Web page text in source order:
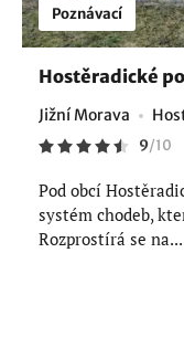
Poznávací
Hostěradické
Jižní Morava
9/10
Pod obcí
systém chodeb,
Rozprostírá se na...